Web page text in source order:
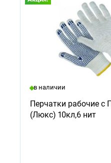
в наличии
Перчатки рабочие с
(Люкс) 10кл,6 нит